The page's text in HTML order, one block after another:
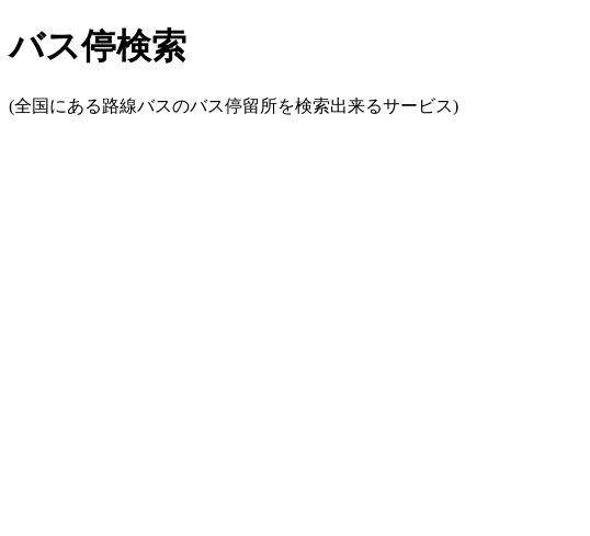
バス停検索
(全国にある路線バスのバス停留所を検索出来るサービス)